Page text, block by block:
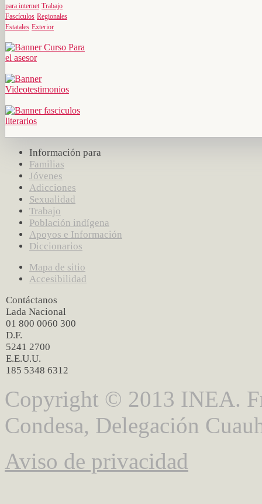
para internet Trabajo
Fascículos Regionales
Estatales Exterior
Información para
Familias
Jóvenes
Adicciones
Sexualidad
Trabajo
Población indígena
Apoyos e Información
Diccionarios
Mapa de sitio
Accesibilidad
Contáctanos
Lada Nacional
01 800 0060 300
D.F.
5241 2700
E.E.U.U.
185 5348 6312
Copyright © 2013 INEA.
Condesa, Delegación
Aviso de privacidad